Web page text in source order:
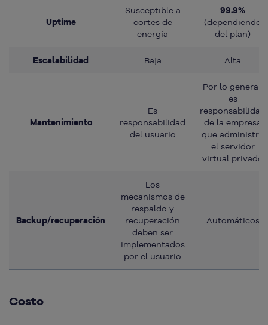
Uptime
Susceptible a
cortes de
energía
99.9%
(dependiendo
del plan)
Escalabilidad Baja Alta
Mantenimiento
Es
responsabilidad
del usuario
Por lo general,
es
responsabilidad
de la empresa
que administra
el servidor
virtual privado
Backup/recuperación
Los
mecanismos de
respaldo y
recuperación
deben ser
implementados
por el usuario
Automáticos
Costo